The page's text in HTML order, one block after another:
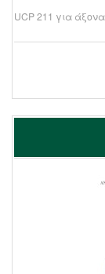
UCP 211 για